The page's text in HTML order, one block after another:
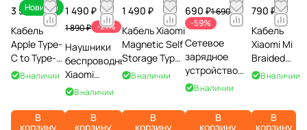
Новинка
3 590 ₽
Кабель
Apple Type-
C to Type-C
240W,
В наличии
В
корзину
1 490 ₽
1 890 ₽ -21%
Наушники
беспроводные
Xiaomi
REDMI Buds
черные
В наличии
В
корзину
1 490 ₽
Кабель Xiaomi
Magnetic Self
Storage Type-
C to Type-C,
В наличии
В
корзину
690 ₽1 690 ₽
-59%
Сетевое
зарядное
устройство
Xiaomi 33W
Adapter (Type-
В наличии
В
корзину
790 ₽
Кабель
Xiaomi Mi
Braided
USB
черный
В наличии
В
корзину